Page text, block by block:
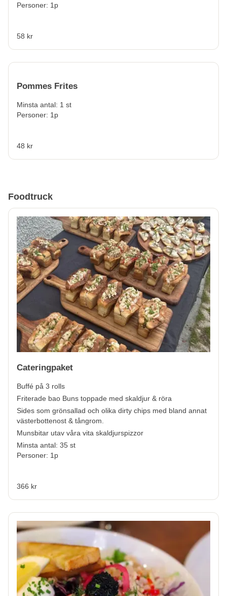
Personer: 1p
58 kr
Pommes Frites
Minsta antal: 1 st
Personer: 1p
48 kr
Foodtruck
Cateringpaket
Buffé på 3 rolls
Friterade bao Buns toppade med skaldjur & röra
Sides som grönsallad och olika dirty chips med bland annat
västerbottenost & tångrom.
Munsbitar utav våra vita skaldjurspizzor
Minsta antal: 35 st
Personer: 1p
366 kr